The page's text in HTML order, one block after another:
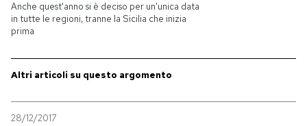
NEWSLETTER
I MIEI PREFERITI
SHOP
Anche quest'anno si è deciso per un'unica data
in tutte le regioni, tranne la Sicilia che inizia
prima
Altri articoli su questo argomento
28/12/2017